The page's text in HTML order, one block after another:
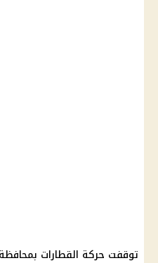
توقفت حركة القطارات بمحافظة